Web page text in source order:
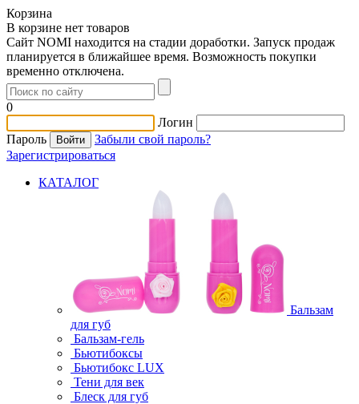
Корзина
В корзине нет товаров
Сайт NOMI находится на стадии доработки. Запуск продаж
планируется в ближайшее время. Возможность покупки
временно отключена.
0
Логин
Пароль
Забыли свой пароль?
Зарегистрироваться
КАТАЛОГ
Бальзам
для губ
Бальзам-гель
Бьютибоксы
Бьютибокс LUX
Тени для век
Блеск для губ